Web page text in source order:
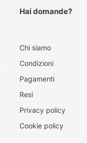
Hai domande?
Chi siamo
Condizioni
Pagamenti
Resi
Privacy policy
Cookie policy